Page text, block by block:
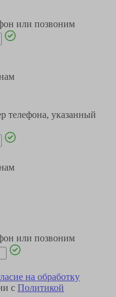
или позвоним
телефона, указанный
или позвоним
на обработку
с Политикой